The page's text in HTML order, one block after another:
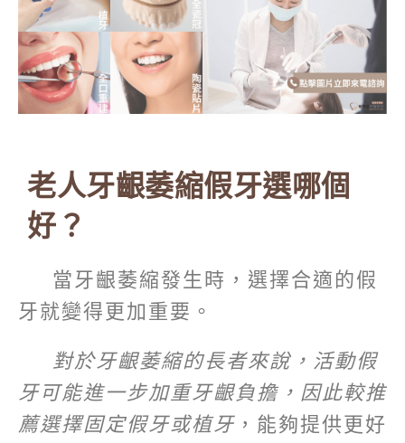
老人牙齦萎縮假牙選哪個
好？
當牙齦萎縮發生時，選擇合適的假
牙就變得更加重要。
對於牙齦萎縮的長者來說，活動假
牙可能進一步加重牙齦負擔，因此較推
薦選擇固定假牙或植牙 ，能夠提供更好